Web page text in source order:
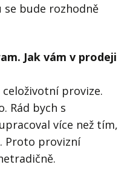
bude rozhodně
Jak vám v prodeji
provize.
Rád bych s
více než tím,
Proto provizní